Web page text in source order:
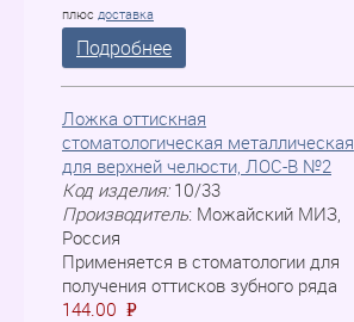
плюс доставка
Подробнее
Ложка оттискная
стоматологическая металлическая
для верхней челюсти, ЛOC-B №2
Код изделия: 10/33
Производитель: Можайский МИЗ,
Россия
Применяется в стоматологии для
получения оттисков зубного ряда
144.00
=
P